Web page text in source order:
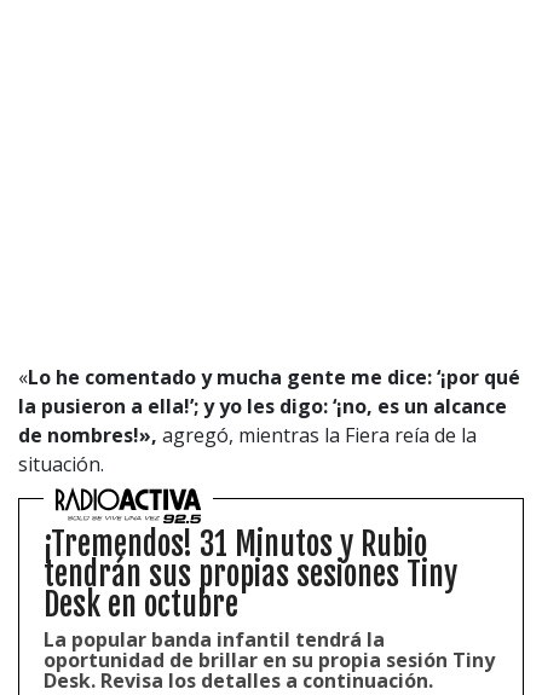
«Lo he comentado y mucha gente me dice: ‘¡por qué
la pusieron a ella!’; y yo les digo: ‘¡no, es un alcance
de nombres!», agregó, mientras la Fiera reía de la
situación.
¡Tremendos! 31 Minutos y Rubio
tendrán sus propias sesiones Tiny
Desk en octubre
La popular banda infantil tendrá la
oportunidad de brillar en su propia sesión Tiny
Desk. Revisa los detalles a continuación.